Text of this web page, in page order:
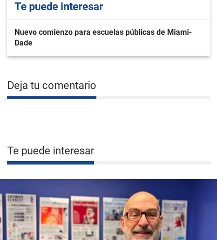
Te puede interesar
Nuevo comienzo para escuelas públicas de Miami-
Dade
Deja tu comentario
Te puede interesar